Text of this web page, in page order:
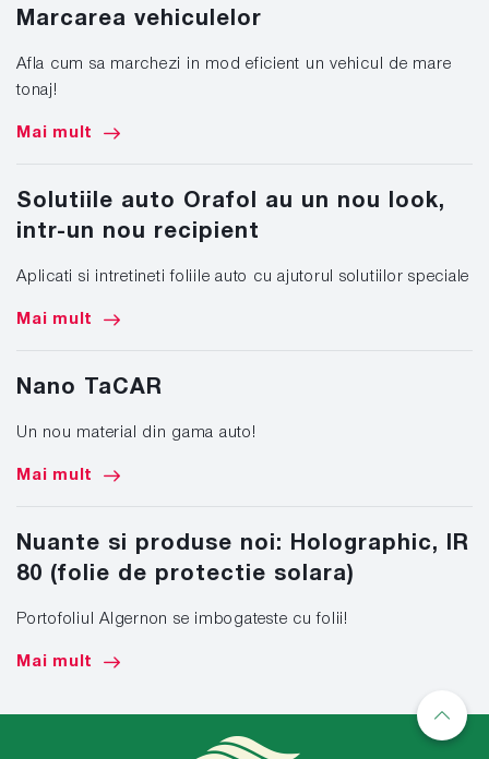
Marcarea vehiculelor
Afla cum sa marchezi in mod eficient un vehicul de mare
tonaj!
Mai mult
Solutiile auto Orafol au un nou look,
intr-un nou recipient
Aplicati si intretineti foliile auto cu ajutorul solutiilor speciale
Mai mult
Nano TaCAR
Un nou material din gama auto!
Mai mult
Nuante si produse noi: Holographic, IR
80 (folie de protectie solara)
Portofoliul Algernon se imbogateste cu folii!
Mai mult